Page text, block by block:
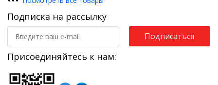
Подписка на рассылку
Подписаться
Присоединяйтесь к нам: